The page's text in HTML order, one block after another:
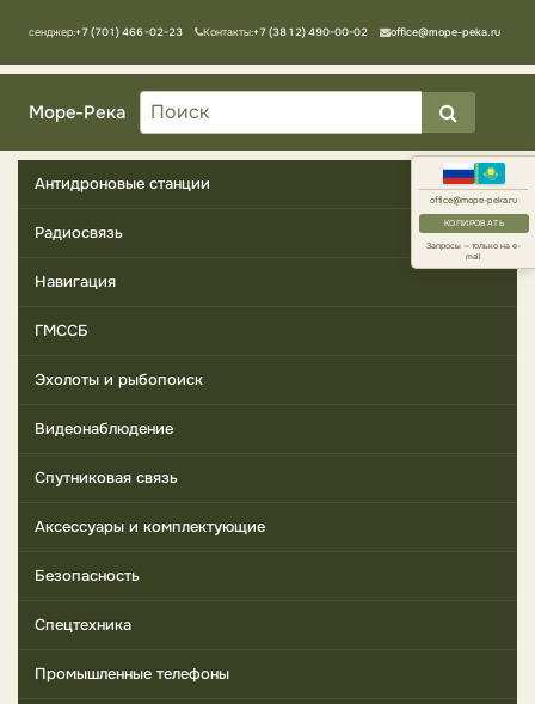
office@mope-peka.ru
КОПИРОВАТЬ
Запросы — только на e-
mail
Мессенджер:+7 (701) 466-02-23 Контакты:+7 (3812) 490-00-02 office@mope-peka.ru
Море-Река
Антидроновые станции
Радиосвязь
Навигация
ГМССБ
Эхолоты и рыбопоиск
Видеонаблюдение
Спутниковая связь
Аксессуары и комплектующие
Безопасность
Спецтехника
Промышленные телефоны